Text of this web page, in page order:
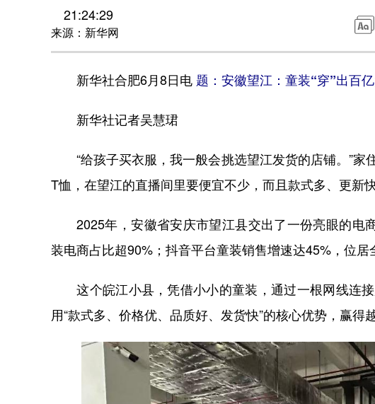
21:24:29
来源：新华网
新华社合肥6月8日电 题：安徽望江：童装“穿”出百
新华社记者吴慧珺
“给孩子买衣服，我一般会挑选望江发货的店铺。”家
T恤，在望江的直播间里要便宜不少，而且款式多、更新快
2025年，安徽省安庆市望江县交出了一份亮眼的电
装电商占比超90%；抖音平台童装销售增速达45%，位
这个皖江小县，凭借小小的童装，通过一根网线连接
用“款式多、价格优、品质好、发货快”的核心优势，赢得